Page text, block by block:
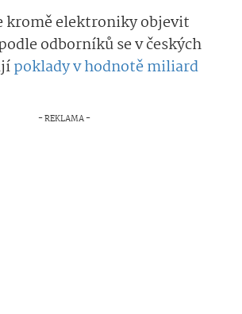
kromě elektroniky objevit
odborníků se v českých
poklady v hodnotě miliard